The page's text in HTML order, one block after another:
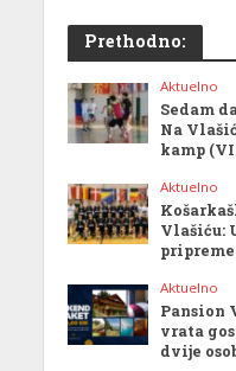
Prethodno:
Aktuelno
Sedam
Na
kamp
Aktuelno
Vlašiću:
Aktuelno
Pansion
vrata
dvije